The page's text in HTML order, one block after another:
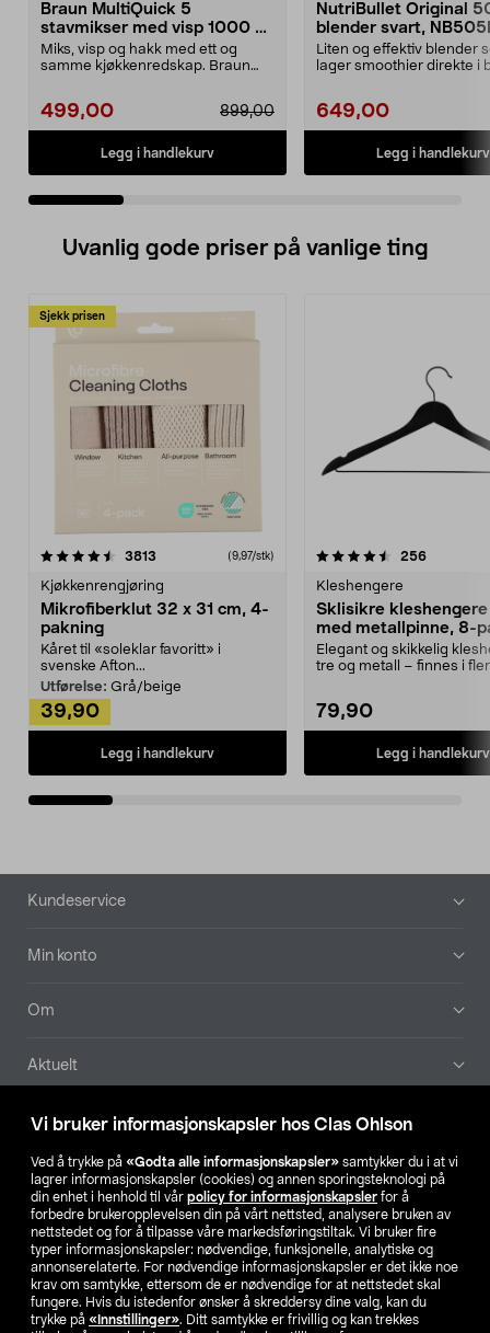
Vi bruker informasjonskapsler hos Clas Ohlson
Ved å trykke på «Godta alle informasjonskapsler» samtykker du i at vi
lagrer informasjonskapsler (cookies) og annen sporingsteknologi på
din enhet i henhold til vår policy for informasjonskapsler for å
forbedre brukeropplevelsen din på vårt nettsted, analysere bruken av
nettstedet og for å tilpasse våre markedsføringstiltak. Vi bruker fire
typer informasjonskapsler: nødvendige, funksjonelle, analytiske og
annonserelaterte. For nødvendige informasjonskapsler er det ikke noe
krav om samtykke, ettersom de er nødvendige for at nettstedet skal
fungere. Hvis du istedenfor ønsker å skreddersy dine valg, kan du
trykke på «Innstillinger». Ditt samtykke er frivillig og kan trekkes
Braun MultiQuick 5
stavmikser med visp 1000 W,
MQ50202M
Miks, visp og hakk med ett og
samme kjøkkenredskap. Braun
499,00 899,00
Legg i handlekurv
NutriBullet Original
blender svart,
Liten og effektiv blender
lager smoothier direkte i
649,00
Legg i handlekurv
Uvanlig gode priser på vanlige ting
Sjekk prisen
3813 anmeldelser(9,97/stk)
Kjøkkenrengjøring
Mikrofiberklut 32 x 31 cm, 4-
pakning
Kåret til «soleklar favoritt» i
svenske Afton...
Utførelse: Grå/beige
39,90
Legg i handlekurv
4.5av 5 stjerner 256
Kleshengere
Sklisikre
med metallpinne, 8-
Elegant og skikkelig
tre og metall – finnes i
79,90
Legg i handlekurv
4.5av 5 stjerner
Bunntekst
Kundeservice
Min konto
Om
Aktuelt
Våre selskaper
Finn din butikk
SE NO FI